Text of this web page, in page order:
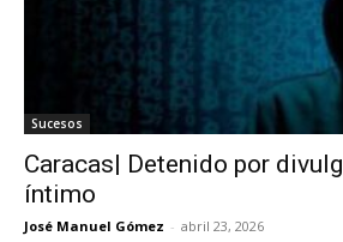
Sucesos
Caracas| Detenido por
íntimo
José Manuel Gómez - abril 23, 2026